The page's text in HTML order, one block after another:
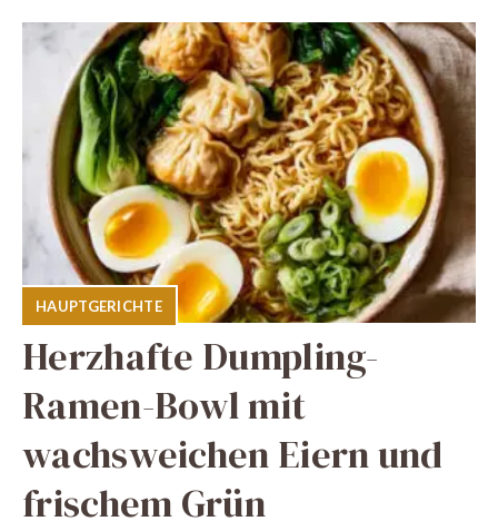
HAUPTGERICHTE
Herzhafte Dumpling-
Ramen-Bowl mit
wachsweichen Eiern und
frischem Grün